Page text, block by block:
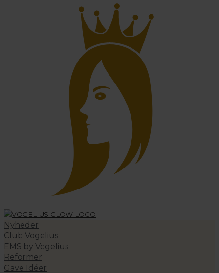
Nyheder
Club Vogelius
EMS by Vogelius
Reformer
Gave Idéer